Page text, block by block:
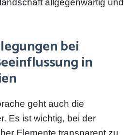
allgegenwärtig und
bei
in
geht auch die
Es ist wichtig, bei der
Elemente transparent zu